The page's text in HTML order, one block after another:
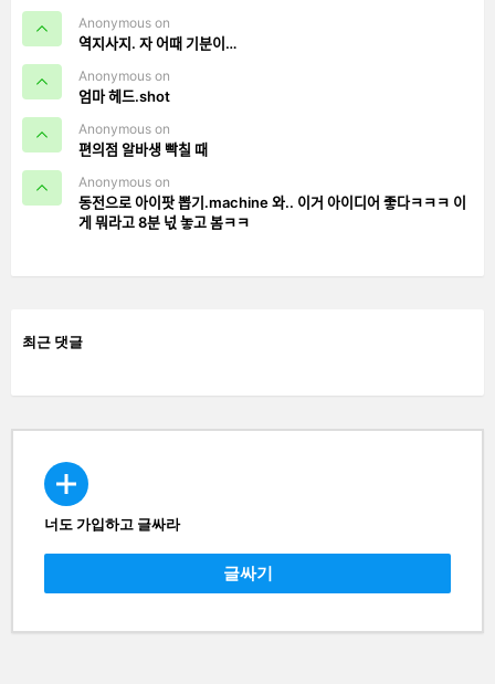
Anonymous on
역지사지. 자 어때 기분이…
Anonymous on
엄마 헤드.shot
Anonymous on
편의점 알바생 빡칠 때
Anonymous on
동전으로 아이팟 뽑기.machine 와.. 이거 아이디어 좋다ㅋㅋㅋ 이
게 뭐라고 8분 넋 놓고 봄ㅋㅋ
최근 댓글
CREATE
너도 가입하고 글싸라
글싸기